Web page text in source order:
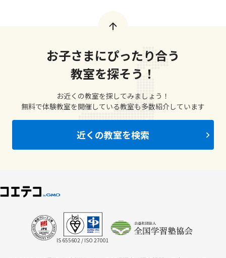
お子さまにぴったり合う
教室を探そう！
お近くの教室を探してみましょう！
無料で体験教室を開催している教室も多数紹介しています
近くの教室を検索
IS 655602 / ISO 27001